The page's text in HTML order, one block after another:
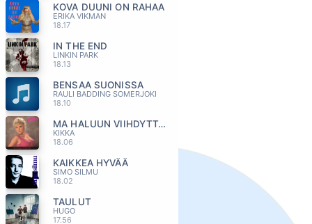
KOVA DUUNI ON RAHAA
ERIKA VIKMAN
18.17
IN THE END
LINKIN PARK
18.13
BENSAA SUONISSA
RAULI BADDING SOMERJOKI
18.10
MA HALUUN VIIHDYTTAA
KIKKA
18.06
KAIKKEA HYVÄÄ
SIMO SILMU
18.02
TAULUT
HUGO
17.56